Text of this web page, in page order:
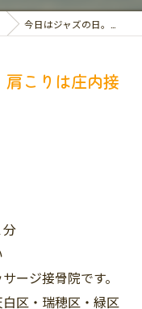
今日はジャズの日。 頭痛、肩こりは庄内接骨院へ
こりは庄内接
ージ接骨院です。
区・瑞穂区・緑区